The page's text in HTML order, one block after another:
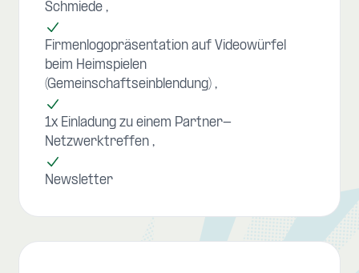
Schmiede
Firmenlogopräsentation auf Videowürfel
beim Heimspielen
(Gemeinschaftseinblendung)
1x Einladung zu einem Partner-
Netzwerktreffen
Newsletter